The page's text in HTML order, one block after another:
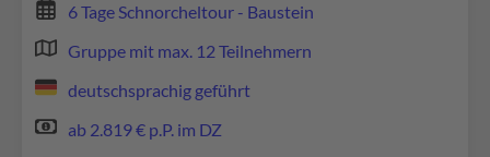
6 Tage Schnorcheltour - Baustein
Gruppe mit max. 12 Teilnehmern
deutschsprachig geführt
ab 2.819 € p.P. im DZ